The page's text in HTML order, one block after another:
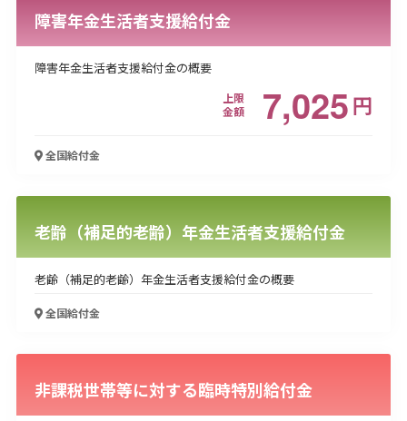
障害年金生活者支援給付金
障害年金生活者支援給付金の概要
上限
金額
7,025円
全国給付金
老齢（補足的老齢）年金生活者支援給付金
老齢（補足的老齢）年金生活者支援給付金の概要
全国給付金
非課税世帯等に対する臨時特別給付金